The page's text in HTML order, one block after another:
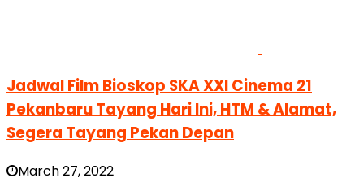
Jadwal Film Bioskop SKA XXI Cinema 21
Pekanbaru Tayang Hari Ini, HTM & Alamat,
Segera Tayang Pekan Depan
March 27, 2022